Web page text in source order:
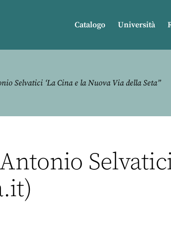
Catalogo Università
Selvatici ‘La Cina e la Nuova Via della Seta”